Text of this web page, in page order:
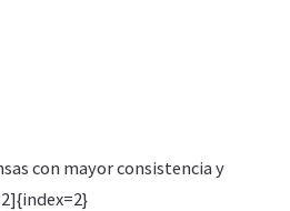
con mayor consistencia y